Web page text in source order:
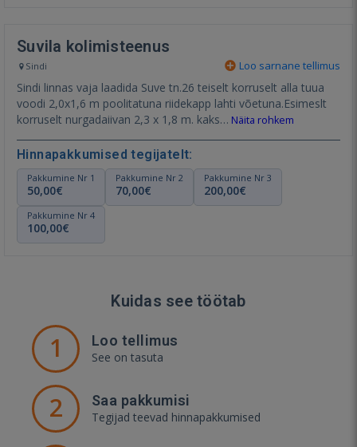
Suvila kolimisteenus
Sindi Loo sarnane tellimus
Sindi linnas vaja laadida Suve tn.26 teiselt korruselt alla tuua
voodi 2,0x1,6 m poolitatuna riidekapp lahti võetuna.Esimeslt
korruselt nurgadaiivan 2,3 x 1,8 m. kaks… Näita rohkem
Hinnapakkumised tegijatelt:
Pakkumine Nr 1
50,00€
Pakkumine Nr 2
70,00€
Pakkumine Nr 3
200,00€
Pakkumine Nr 4
100,00€
Kuidas see töötab
1 Loo tellimus
See on tasuta
2 Saa pakkumisi
Tegijad teevad hinnapakkumised